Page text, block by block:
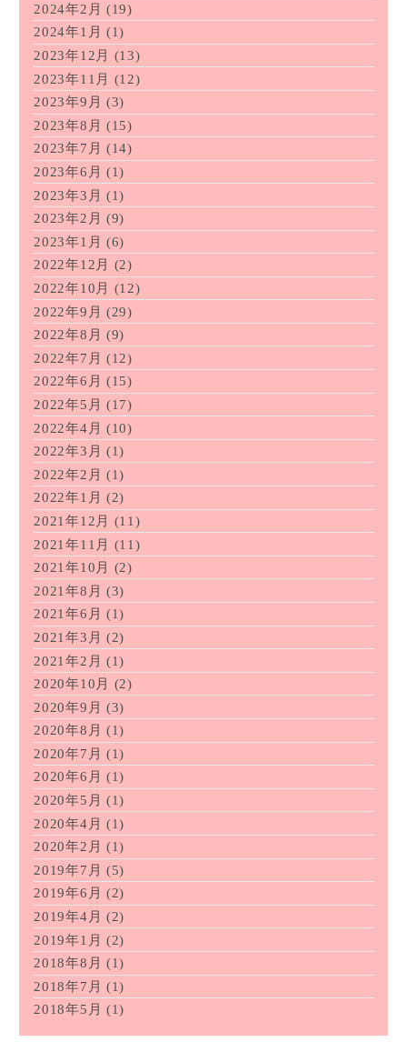
2024年2月 (19)
2024年1月 (1)
2023年12月
(13)
2023年11月
(12)
2023年9月 (3)
2023年8月 (15)
2023年7月 (14)
2023年6月 (1)
2023年3月 (1)
2023年2月 (9)
2023年1月 (6)
2022年12月
(2)
2022年10月
(12)
2022年9月 (29)
2022年8月 (9)
2022年7月 (12)
2022年6月 (15)
2022年5月 (17)
2022年4月 (10)
2022年3月 (1)
2022年2月 (1)
2022年1月 (2)
2021年12月
(11)
2021年11月 (11)
2021年10月
(2)
2021年8月 (3)
2021年6月 (1)
2021年3月 (2)
2021年2月 (1)
2020年10月
(2)
2020年9月 (3)
2020年8月 (1)
2020年7月 (1)
2020年6月 (1)
2020年5月 (1)
2020年4月 (1)
2020年2月 (1)
2019年7月 (5)
2019年6月 (2)
2019年4月 (2)
2019年1月 (2)
2018年8月 (1)
2018年7月 (1)
2018年5月 (1)